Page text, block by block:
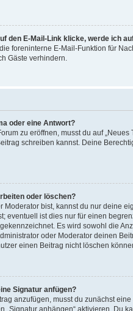
den E-Mail-Link klicke, werde ich
foreninterne E-Mail-Funktion für
Gäste verhindern.
oder eine Antwort?
zu eröffnen, musst du auf
schreiben kannst. Deine
oder löschen?
Moderator bist, kannst du nur deine
eventuell ist dies nur für einen
Es wird sowohl die
oder Moderator deinen
einen Beitrag nicht löschen
Signatur anfügen?
anzufügen, musst du zunächst